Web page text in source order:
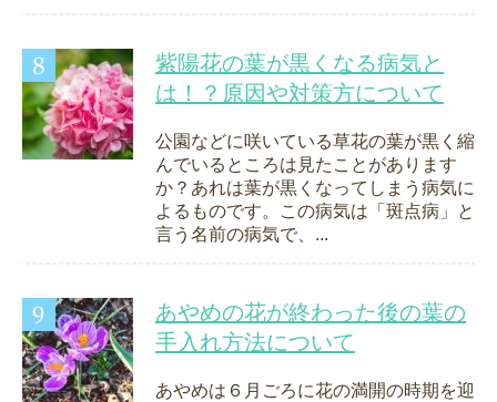
紫陽花の葉が黒くなる病気と
は！？原因や対策方について
公園などに咲いている草花の葉が黒く縮
んでいるところは見たことがあります
か？あれは葉が黒くなってしまう病気に
よるものです。この病気は「斑点病」と
言う名前の病気で、...
あやめの花が終わった後の葉の
手入れ方法について
あやめは６月ごろに花の満開の時期を迎